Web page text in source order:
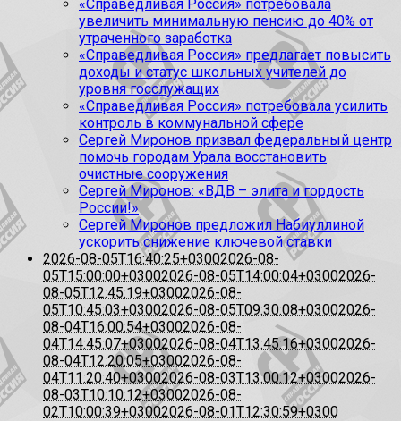
«Справедливая Россия» потребовала
увеличить минимальную пенсию до 40% от
утраченного заработка
«Справедливая Россия» предлагает повысить
доходы и статус школьных учителей до
уровня госслужащих
«Справедливая Россия» потребовала усилить
контроль в коммунальной сфере
Сергей Миронов призвал федеральный центр
помочь городам Урала восстановить
очистные сооружения
Сергей Миронов: «ВДВ – элита и гордость
России!»
Сергей Миронов предложил Набиуллиной
ускорить снижение ключевой ставки
2026-08-05T16:40:25+03002026-08-
05T15:00:00+03002026-08-05T14:00:04+03002026-
08-05T12:45:19+03002026-08-
05T10:45:03+03002026-08-05T09:30:08+03002026-
08-04T16:00:54+03002026-08-
04T14:45:07+03002026-08-04T13:45:16+03002026-
08-04T12:20:05+03002026-08-
04T11:20:40+03002026-08-03T13:00:12+03002026-
08-03T10:10:12+03002026-08-
02T10:00:39+03002026-08-01T12:30:59+0300